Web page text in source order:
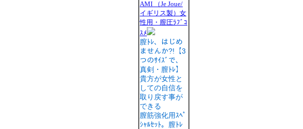
AMI （Je Joue/
イギリス製）女
性用・膣圧ﾗﾌﾞｺ
ｽﾒ
膣ﾄﾚ、はじめ
ませんか?!【3
つのｻｲｽﾞで、
真剣・膣ﾄﾚ】
貴方が女性と
しての自信を
取り戻す事が
できる
膣筋強化用ｽﾍﾟ
ｼｬﾙｾｯﾄ。膣ﾄﾚ